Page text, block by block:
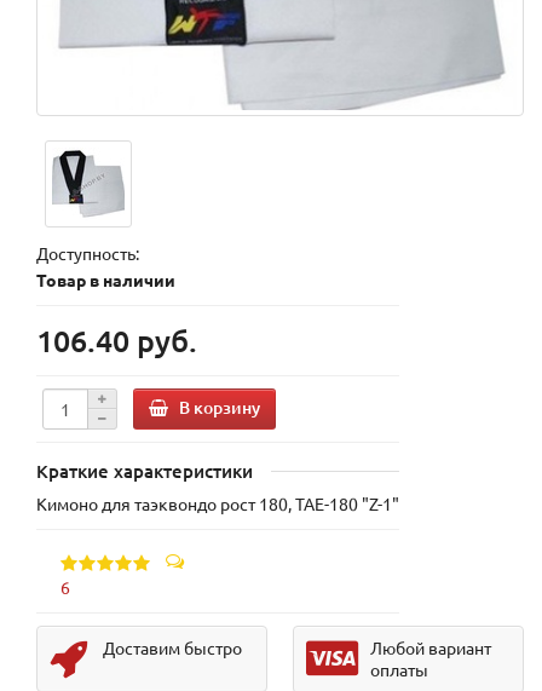
Доступность:
Товар в наличии
106.40 руб.
В корзину
Краткие характеристики
Кимоно для таэквондо рост 180, TAE-180 "Z-1"
6
Доставим быстро
Любой вариант
оплаты